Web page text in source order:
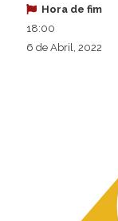
Hora de fim
18:00
6 de Abril, 2022